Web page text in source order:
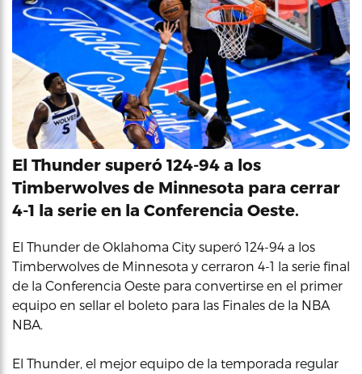
El Thunder superó 124-94 a los
Timberwolves de Minnesota para cerrar
4-1 la serie en la Conferencia Oeste.
El Thunder de Oklahoma City superó 124-94 a los
Timberwolves de Minnesota y cerraron 4-1 la serie final
de la Conferencia Oeste para convertirse en el primer
equipo en sellar el boleto para las Finales de la NBA
NBA.
El Thunder, el mejor equipo de la temporada regular